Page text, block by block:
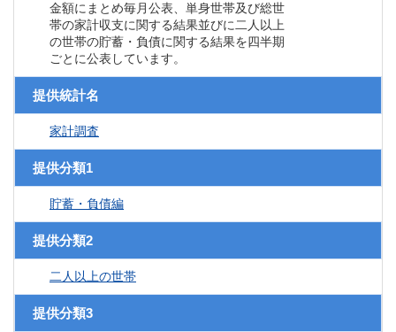
金額にまとめ毎月公表、単身世帯及び総世
帯の家計収支に関する結果並びに二人以上
の世帯の貯蓄・負債に関する結果を四半期
ごとに公表しています。
提供統計名
家計調査
提供分類1
貯蓄・負債編
提供分類2
二人以上の世帯
提供分類3